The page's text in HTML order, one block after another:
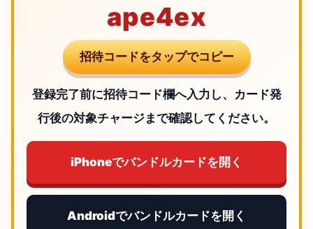
ape4ex
招待コードをタップでコピー
登録完了前に招待コード欄へ入力し、カード発
行後の対象チャージまで確認してください。
iPhoneでバンドルカードを開く
Androidでバンドルカードを開く